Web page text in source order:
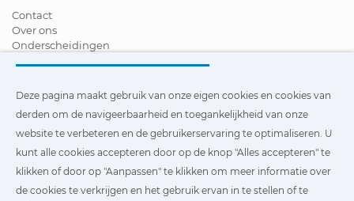
Contact
Over ons
Onderscheidingen
Verdeler worden
Nieuws
Video´s
FAQ - V&A
van derden om de navigeerbaarheid en toegankelijkheid van
onze website te verbeteren en de gebruikerservaring te
Deze pagina maakt gebruik van onze eigen cookies en cookies van
derden om de navigeerbaarheid en toegankelijkheid van onze
website te verbeteren en de gebruikerservaring te optimaliseren. U
kunt alle cookies accepteren door op de knop "Alles accepteren" te
klikken of door op "Aanpassen" te klikken om meer informatie over
de cookies te verkrijgen en het gebruik ervan in te stellen of te